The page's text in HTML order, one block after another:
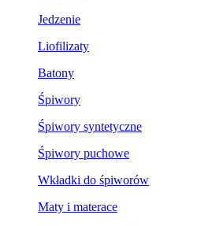
Jedzenie
Liofilizaty
Batony
Śpiwory
Śpiwory syntetyczne
Śpiwory puchowe
Wkładki do śpiworów
Maty i materace